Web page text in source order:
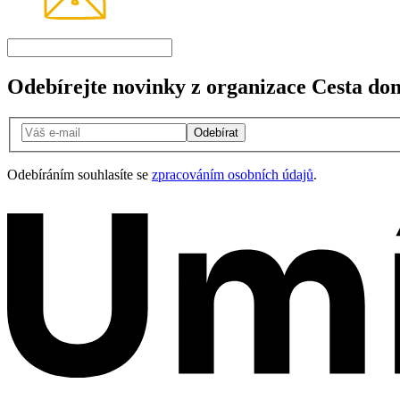
Odebírejte novinky z organizace Cesta
Odebírat
Odebíráním souhlasíte se zpracováním osobních údajů.